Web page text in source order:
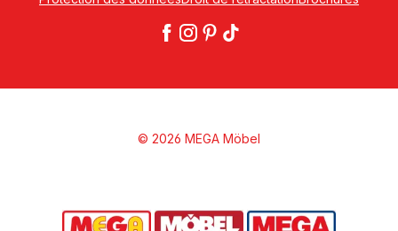
© 2026 MEGA Möbel